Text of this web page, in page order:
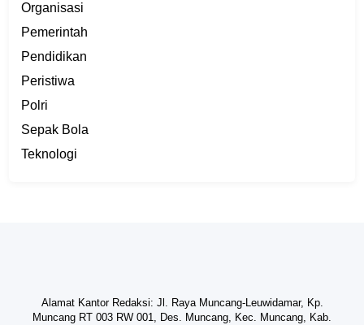
Organisasi
Pemerintah
Pendidikan
Peristiwa
Polri
Sepak Bola
Teknologi
Alamat Kantor Redaksi: Jl. Raya Muncang-Leuwidamar, Kp.
Muncang RT 003 RW 001, Des. Muncang, Kec. Muncang, Kab.